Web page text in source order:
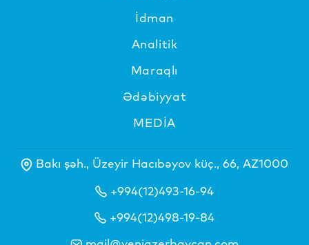
İdman
Analitik
Maraqlı
Ədəbiyyat
MEDİA
Bakı şəh., Üzeyir Hacıbəyov küç., 66, AZ1000
+994(12)493-16-94
+994(12)498-19-84